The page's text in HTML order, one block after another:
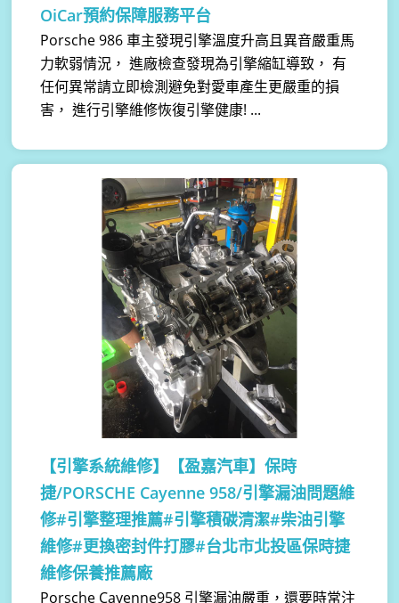
OiCar預約保障服務平台
Porsche 986 車主發現引擎溫度升高且異音嚴重馬
力軟弱情況， 進廠檢查發現為引擎縮缸導致， 有
任何異常請立即檢測避免對愛車產生更嚴重的損
害， 進行引擎維修恢復引擎健康! ...
【引擎系統維修】
【盈嘉汽車】保時
捷/PORSCHE Cayenne 958/引擎漏油問題維
修#引擎整理推薦#引擎積碳清潔#柴油引擎
維修#更換密封件打膠#台北市北投區保時捷
維修保養推薦廠
Porsche Cayenne958 引擎漏油嚴重，還要時常注